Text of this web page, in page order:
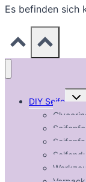
Es befinden sich
DIY Seife